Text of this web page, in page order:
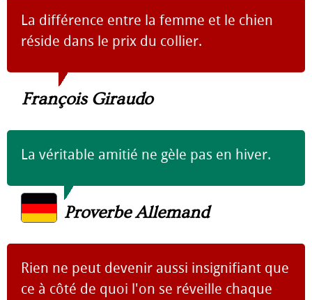
La différence entre la femme et le chien
réside dans le prix du collier.
François Giraudo
La véritable amitié ne gèle pas en hiver.
Proverbe Allemand
Rien ne peut devenir aussi insignifiant que
ce à côté de quoi l'on se réveille chaque